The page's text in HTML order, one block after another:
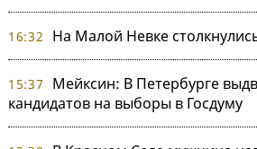
16:32 На Малой Невке
15:37
Мейксин: В Петербурге
кандидатов на выборы в Госдуму